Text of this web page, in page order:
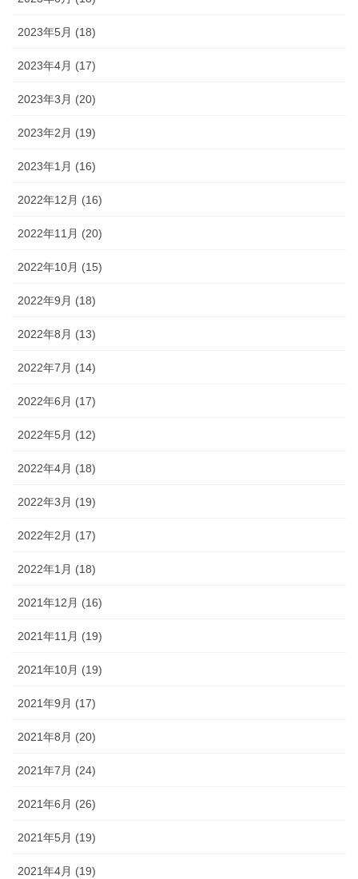
2023年5月 (18)
2023年4月 (17)
2023年3月 (20)
2023年2月 (19)
2023年1月 (16)
2022年12月 (16)
2022年11月 (20)
2022年10月 (15)
2022年9月 (18)
2022年8月 (13)
2022年7月 (14)
2022年6月 (17)
2022年5月 (12)
2022年4月 (18)
2022年3月 (19)
2022年2月 (17)
2022年1月 (18)
2021年12月 (16)
2021年11月 (19)
2021年10月 (19)
2021年9月 (17)
2021年8月 (20)
2021年7月 (24)
2021年6月 (26)
2021年5月 (19)
2021年4月 (19)